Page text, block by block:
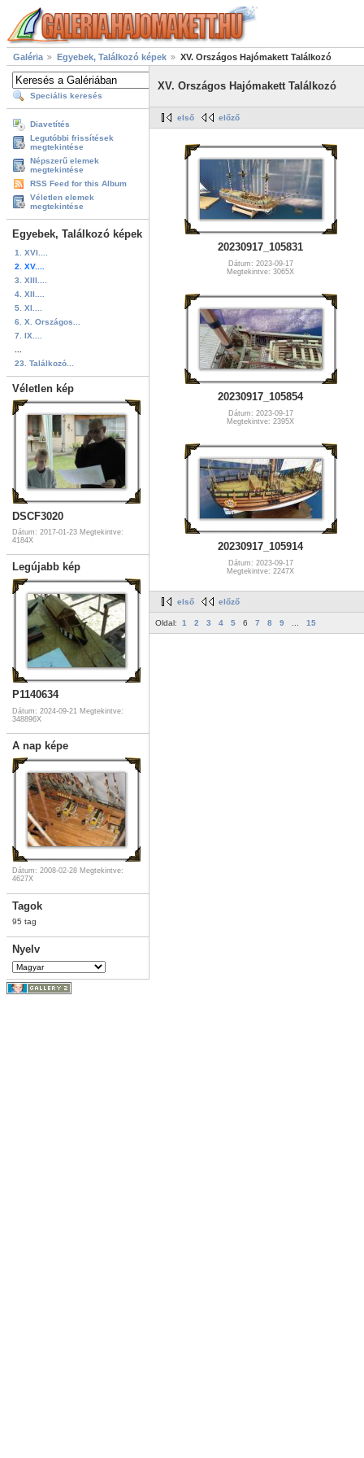
Galéria Egyebek, Találkozó képek XV. Országos Hajómakett Találkozó
Speciális keresés
Diavetítés
Legutóbbi frissítések
megtekintése
Népszerű elemek
megtekintése
RSS Feed for this Album
Véletlen elemek
megtekintése
Egyebek, Találkozó képek
1. XVI....
2. XV....
3. XIII....
4. XII....
5. XI....
6. X. Országos...
7. IX....
23. Találkozó...
Véletlen kép
DSCF3020
Dátum: 2017-01-23 Megtekintve:
4184X
Legújabb kép
P1140634
Dátum: 2024-09-21 Megtekintve:
348896X
A nap képe
Dátum: 2008-02-28 Megtekintve:
4627X
Tagok
95 tag
Nyelv
XV. Országos Hajómakett Találkozó
első előző
20230917_105831
Dátum: 2023-09-17
Megtekintve: 3065X
20230917_105854
Dátum: 2023-09-17
Megtekintve: 2395X
20230917_105914
Dátum: 2023-09-17
Megtekintve: 2247X
első előző
Oldal: 1 2 3 4 5 6 7 8 9 15